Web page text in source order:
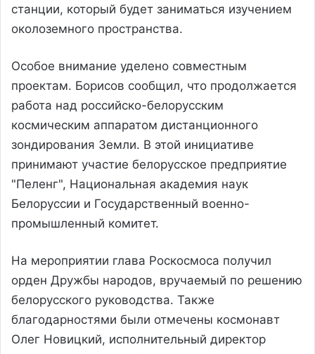
станции, который будет заниматься изучением
околоземного пространства.
Особое внимание уделено совместным
проектам. Борисов сообщил, что продолжается
работа над российско-белорусским
космическим аппаратом дистанционного
зондирования Земли. В этой инициативе
принимают участие белорусское предприятие
"Пеленг", Национальная академия наук
Белоруссии и Государственный военно-
промышленный комитет.
На мероприятии глава Роскосмоса получил
орден Дружбы народов, вручаемый по решению
белорусского руководства. Также
благодарностями были отмечены космонавт
Олег Новицкий, исполнительный директор